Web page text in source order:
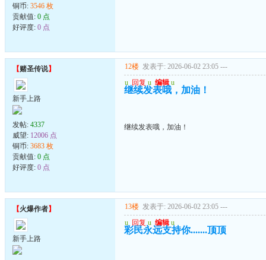
铜币: 3546 枚
贡献值: 0 点
好评度: 0 点
【赌圣传说】
新手上路
发帖: 4337
威望: 12006 点
铜币: 3683 枚
贡献值: 0 点
好评度: 0 点
12楼 发表于: 2026-06-02 23:05 ---
u 回复 u 编辑 u
继续发表哦，加油！
继续发表哦，加油！
【火爆作者】
新手上路
13楼 发表于: 2026-06-02 23:05 ---
u 回复 u 编辑 u
彩民永远支持你.......顶顶